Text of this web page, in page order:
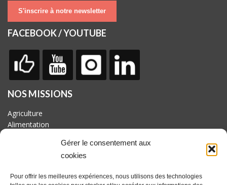
Gérer le consentement aux
cookies
Pour offrir les meilleures expériences, nous utilisons des technologies
S'inscrire à notre newsletter
FACEBOOK / YOUTUBE
NOS MISSIONS
Agriculture
Alimentation
Mobilité